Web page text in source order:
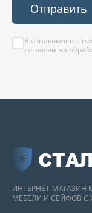
Отправить
Я ознакомлен с
согласен на
ИНТЕРНЕТ-МАГАЗИН
МЕБЕЛИ И СЕЙФОВ С